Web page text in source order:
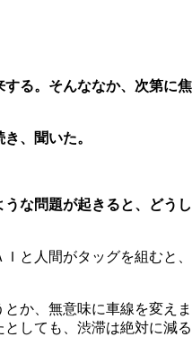
る。そんななか、次第に焦
き、聞いた。
な問題が起きると、どうし
と人間がタッグを組むと、
か、無意味に車線を変えま
しても、渋滞は絶対に減る